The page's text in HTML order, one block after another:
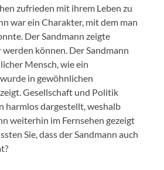
zufrieden mit ihrem Leben zu
war ein Charakter, mit dem man
Der Sandmann zeigte
können. Der Sandmann
Mensch, wie ein
in gewöhnlichen
Gesellschaft und Politik
harmlos dargestellt, weshalb
weiterhin im Fernsehen gezeigt
Sie, dass der Sandmann auch